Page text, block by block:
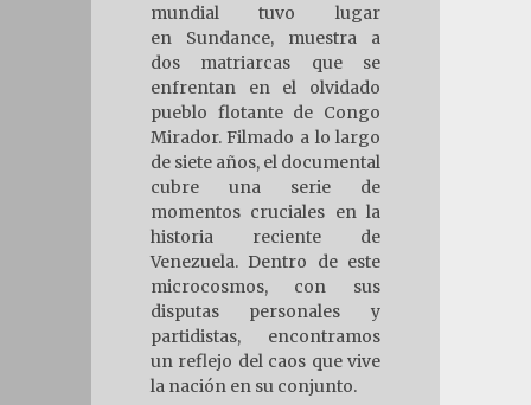
mundial tuvo lugar
en Sundance, muestra a
dos matriarcas que se
enfrentan en el olvidado
pueblo flotante de Congo
Mirador. Filmado a lo largo
de siete años, el documental
cubre una serie de
momentos cruciales en la
historia reciente de
Venezuela. Dentro de este
microcosmos, con sus
disputas personales y
partidistas, encontramos
un reflejo del caos que vive
la nación en su conjunto.